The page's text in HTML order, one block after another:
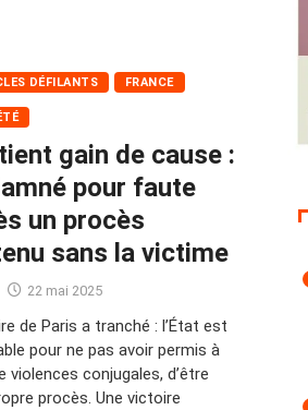
DÉFILANTS FRANCE
gain de cause :
pour faute
un procès
sans la victime
22 mai 2025
de Paris a tranché : l’État est
pour ne pas avoir permis à
violences conjugales, d’être
procès. Une victoire